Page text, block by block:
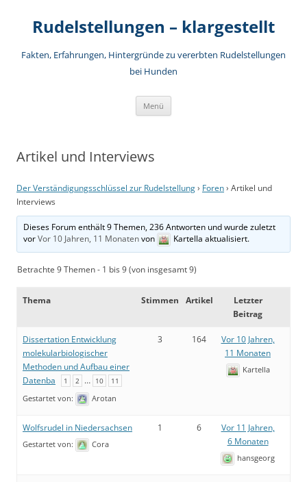
Rudelstellungen – klargestellt
Fakten, Erfahrungen, Hintergründe zu vererbten Rudelstellungen
bei Hunden
Menü
Artikel und Interviews
Der Verständigungsschlüssel zur Rudelstellung› Foren› Artikel und
Interviews
Dieses Forum enthält 9 Themen, 236 Antworten und wurde zuletzt
vorVor 10 Jahren, 11 Monatenvon Kartella aktualisiert.
Betrachte 9 Themen - 1 bis 9 (von insgesamt 9)
Thema Stimmen Artikel
Letzter
Beitrag
Dissertation Entwicklung
molekularbiologischer
Methoden und Aufbau einer
Datenba
1 2 … 10 11
Gestartet von: Arotan
3 164
Vor 10 Jahren,
11 Monaten
Kartella
Wolfsrudel in Niedersachsen
Gestartet von: Cora
1 6
Vor 11 Jahren,
6 Monaten
hansgeorg